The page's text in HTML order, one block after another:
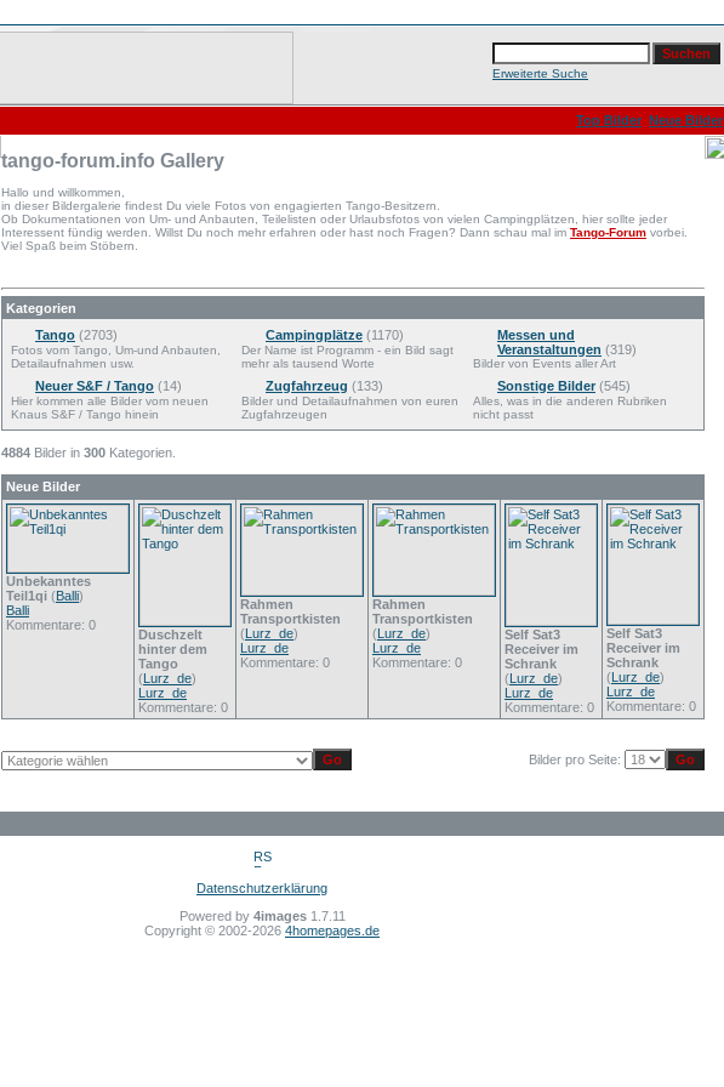
Erweiterte Suche
Top Bilder Neue Bilder
tango-forum.info Gallery
Hallo und willkommen,
in dieser Bildergalerie findest Du viele Fotos von engagierten Tango-Besitzern.
Ob Dokumentationen von Um- und Anbauten, Teilelisten oder Urlaubsfotos von vielen Campingplätzen, hier sollte jeder
Interessent fündig werden. Willst Du noch mehr erfahren oder hast noch Fragen? Dann schau mal im Tango-Forum vorbei.
Viel Spaß beim Stöbern.
Kategorien
Tango (2703)
Fotos vom Tango, Um-und Anbauten,
Detailaufnahmen usw.
Neuer S&F / Tango (14)
Hier kommen alle Bilder vom neuen
Knaus S&F / Tango hinein
Campingplätze (1170)
Der Name ist Programm - ein Bild sagt
mehr als tausend Worte
Zugfahrzeug (133)
Bilder und Detailaufnahmen von euren
Zugfahrzeugen
Messen und
Veranstaltungen (319)
Bilder von Events aller Art
Sonstige Bilder(545)
Alles, was in die anderen Rubriken
nicht passt
4884 Bilder in 300 Kategorien.
Neue Bilder
Unbekanntes
Teil1qi (Balli)
Balli
Kommentare: 0
Duschzelt
hinter dem
Tango
(Lurz_de)
Lurz_de
Kommentare: 0
Rahmen
Transportkisten
(Lurz_de)
Lurz_de
Kommentare: 0
Rahmen
Transportkisten
(Lurz_de)
Lurz_de
Kommentare: 0
Self Sat3
Receiver im
Schrank
(Lurz_de)
Lurz_de
Kommentare: 0
Self Sat3
Receiver im
Schrank
(Lurz_de)
Lurz_de
Kommentare: 0
Bilder pro Seite:
Datenschutzerklärung
Powered by 4images1.7.11
Copyright © 2002-2026 4homepages.de